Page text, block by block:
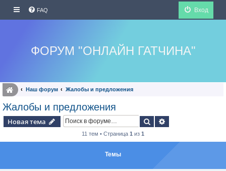
FAQ Вход
ФОРУМ "ОНЛАЙН ГАТЧИНА"
Наш форум Жалобы и предложения
Жалобы и предложения
Новая тема Поиск
11 тем • Страница 1 из 1
Темы